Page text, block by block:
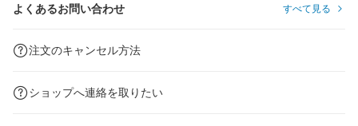
よくあるお問い合わせ すべて見る
注文のキャンセル方法
ショップへ連絡を取りたい